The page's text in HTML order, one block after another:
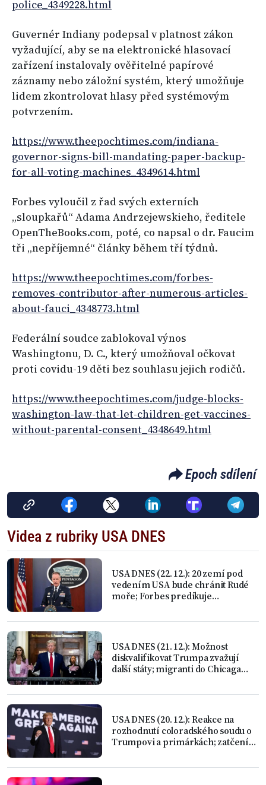
police_4349228.html
Guvernér Indiany podepsal v platnost zákon
vyžadující, aby se na elektronické hlasovací
zařízení instalovaly ověřitelné papírové
záznamy nebo záložní systém, který umožňuje
lidem zkontrolovat hlasy před systémovým
potvrzením.
https://www.theepochtimes.com/indiana-
governor-signs-bill-mandating-paper-backup-
for-all-voting-machines_4349614.html
Forbes vyloučil z řad svých externích
„sloupkařů“ Adama Andrzejewskieho, ředitele
OpenTheBooks.com, poté, co napsal o dr. Faucim
tři „nepříjemné“ články během tří týdnů.
https://www.theepochtimes.com/forbes-
removes-contributor-after-numerous-articles-
about-fauci_4348773.html
Federální soudce zablokoval výnos
Washingtonu, D. C., který umožňoval očkovat
proti covidu-19 děti bez souhlasu jejich rodičů.
https://www.theepochtimes.com/judge-blocks-
washington-law-that-let-children-get-vaccines-
without-parental-consent_4348649.html
Epoch sdílení
Videa z rubriky USA DNES
USA DNES (22. 12.): 20 zemí pod
vedením USA bude chránit Rudé
moře; Forbes predikuje
USA DNES (21. 12.): Možnost
diskvalifikovat Trumpa zvažují
další státy; migranti do Chicaga
USA DNES (20. 12.): Reakce na
rozhodnutí coloradského soudu o
Trumpovi a primárkách; zatčení